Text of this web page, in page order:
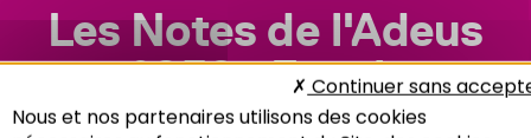
Les Notes de l'Adeus
n°258 : Foncier
Nous et nos partenaires utilisons des cookies
Continuer sans